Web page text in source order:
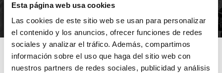
Esta página web usa cookies
Las cookies de este sitio web se usan para personalizar
el contenido y los anuncios, ofrecer funciones de redes
sociales y analizar el tráfico. Además, compartimos
información sobre el uso que haga del sitio web con
nuestros partners de redes sociales, publicidad y análisis
*Suscribiéndote aceptas nuestra política de privacidad